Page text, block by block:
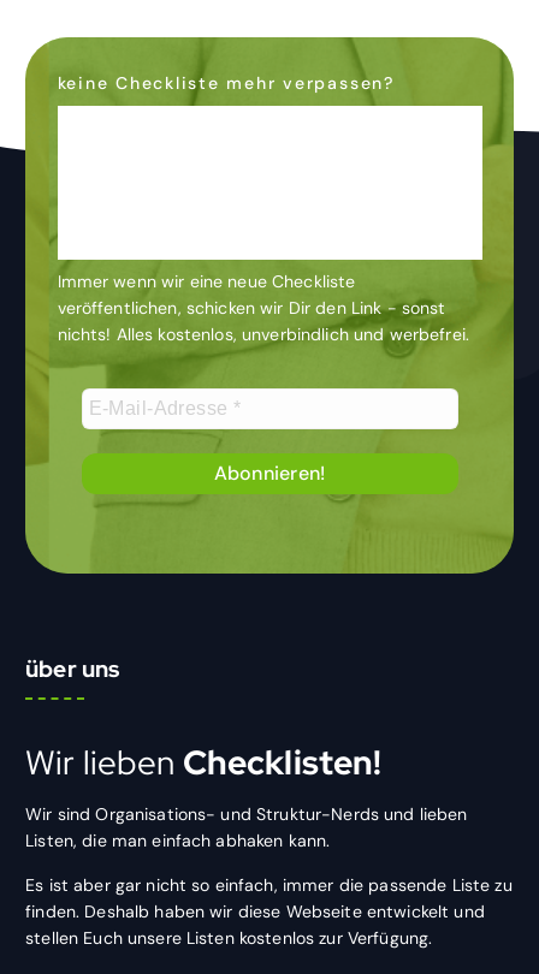
keine Checkliste mehr verpassen?
Laufenden
Immer wenn wir eine neue Checkliste
veröffentlichen, schicken wir Dir den Link - sonst
nichts! Alles kostenlos, unverbindlich und werbefrei.
über uns
Wir lieben Checklisten!
Wir sind Organisations- und Struktur-Nerds und lieben
Listen, die man einfach abhaken kann.
Es ist aber gar nicht so einfach, immer die passende Liste zu
finden. Deshalb haben wir diese Webseite entwickelt und
stellen Euch unsere Listen kostenlos zur Verfügung.